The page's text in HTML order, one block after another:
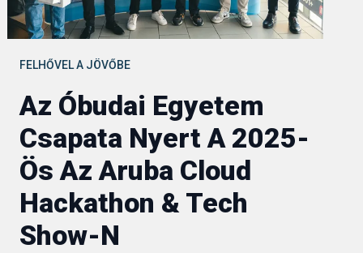
FELHŐVEL A JÖVŐBE
Az Óbudai Egyetem
Csapata Nyert A 2025-
Ös Az Aruba Cloud
Hackathon & Tech
Show-N